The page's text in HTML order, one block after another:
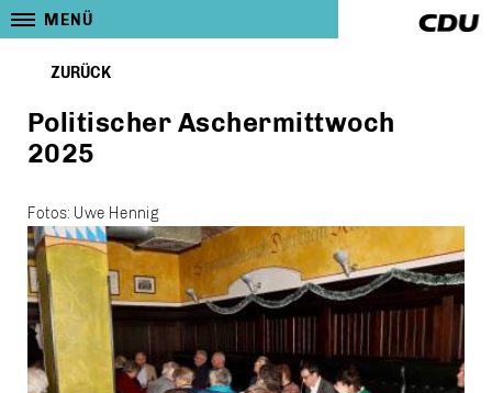
MENÜ
ZURÜCK
Politischer Aschermittwoch
2025
Fotos: Uwe Hennig